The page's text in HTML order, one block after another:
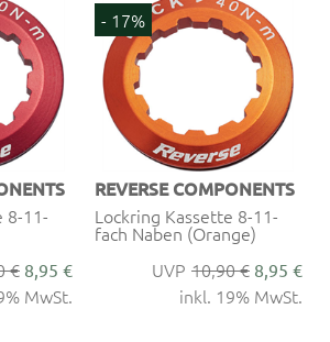
8-11-
€ 8,95 €
MwSt.
- 17%
REVERSE COMPONENTS
Lockring Kassette 8-11-
fach Naben (Orange)
10,90 € 8,95 €
inkl. 19% MwSt.